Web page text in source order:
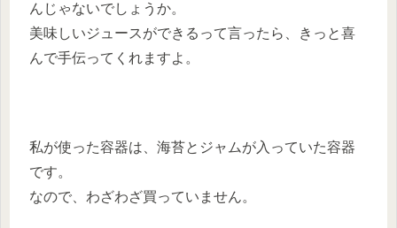
んじゃないでしょうか。
美味しいジュースができるって言ったら、きっと喜
んで手伝ってくれますよ。
私が使った容器は、海苔とジャムが入っていた容器
です。
なので、わざわざ買っていません。